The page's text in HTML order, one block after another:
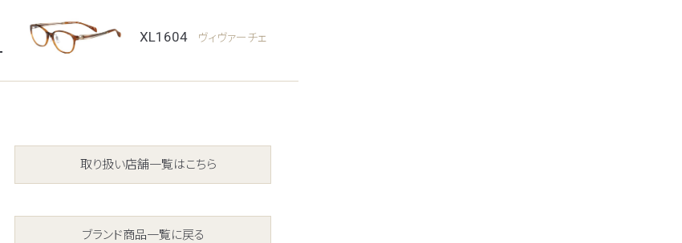
XL1604 ヴィヴァーチェ
取り扱い店舗一覧はこちら
ブランド商品一覧に戻る